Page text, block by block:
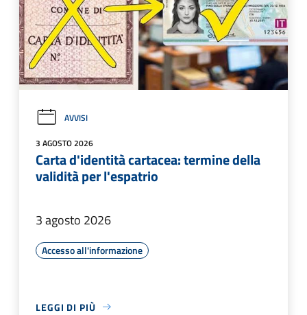
AVVISI
3 AGOSTO 2026
Carta d'identità cartacea: termine della
validità per l'espatrio
3 agosto 2026
Accesso all'informazione
LEGGI DI PIÙ